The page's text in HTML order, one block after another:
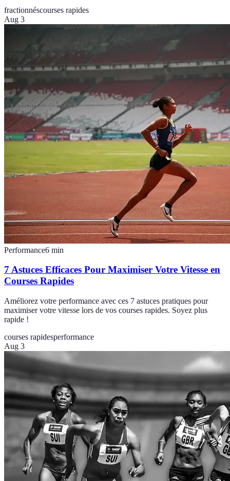
fractionnéscourses rapides
Aug 3
Performance6 min
7 Astuces Efficaces Pour Maximiser Votre Vitesse en
Courses Rapides
Améliorez votre performance avec ces 7 astuces pratiques pour
maximiser votre vitesse lors de vos courses rapides. Soyez plus
rapide !
courses rapidesperformance
Aug 3